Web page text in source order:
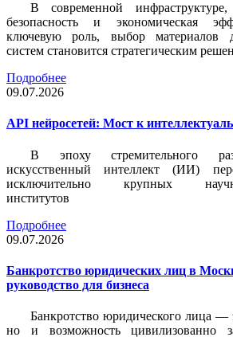
В современной инфраструктуре,
безопасность и экономическая
ключевую роль, выбор материалов
систем становится стратегическим
Подробнее
09.07.2026
API нейросетей: Мост к
В эпоху стремительного
искусственный интеллект (ИИ)
исключительно крупных научно-
институтов
Подробнее
09.07.2026
Банкротство юридических лиц в
руководство для бизнеса
Банкротство юридического лица —
но и возможность цивилизованно